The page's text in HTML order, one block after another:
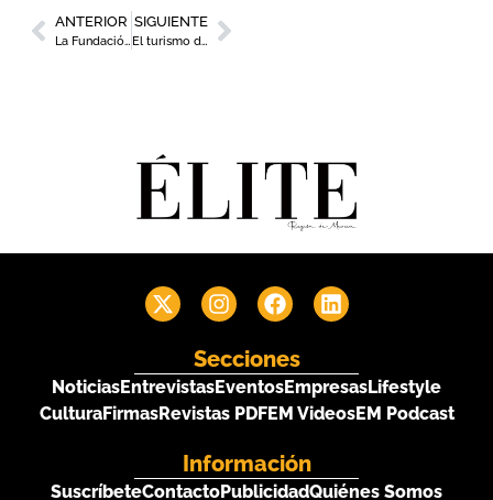
ANTERIOR
La Fundación Estrella de Levante destina la mitad de su presupuesto al Mar Menor y acciones medioambientales
SIGUIENTE
El turismo de golf de la Región se abre al mercado checo
Secciones
NoticiasEntrevistasEventosEmpresasLifestyle
CulturaFirmasRevistas PDFEM VideosEM Podcast
Información
SuscríbeteContactoPublicidadQuiénes Somos